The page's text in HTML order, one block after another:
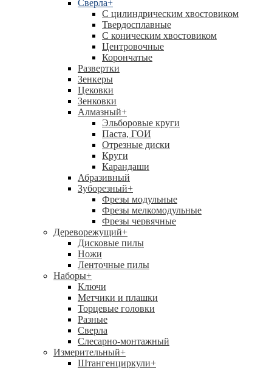
Сверла+
С цилиндрическим хвостовиком
Твердосплавные
С коническим хвостовиком
Центровочные
Корончатые
Развертки
Зенкеры
Цековки
Зенковки
Алмазный+
Эльборовые круги
Паста, ГОИ
Отрезные диски
Круги
Карандаши
Абразивный
Зуборезный+
Фрезы модульные
Фрезы мелкомодульные
Фрезы червячные
Дереворежущий+
Дисковые пилы
Ножи
Ленточные пилы
Наборы+
Ключи
Метчики и плашки
Торцевые головки
Разные
Сверла
Слесарно-монтажный
Измерительный+
Штангенциркули+